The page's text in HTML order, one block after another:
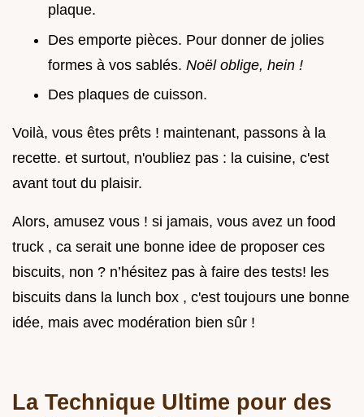
plaque.
Des emporte pièces. Pour donner de jolies
formes à vos sablés. Noël oblige, hein !
Des plaques de cuisson.
Voilà, vous êtes prêts ! maintenant, passons à la
recette. et surtout, n'oubliez pas : la cuisine, c'est
avant tout du plaisir.
Alors, amusez vous ! si jamais, vous avez un food
truck , ca serait une bonne idee de proposer ces
biscuits, non ? n’hésitez pas à faire des tests! les
biscuits dans la lunch box , c'est toujours une bonne
idée, mais avec modération bien sûr !
La Technique Ultime pour des